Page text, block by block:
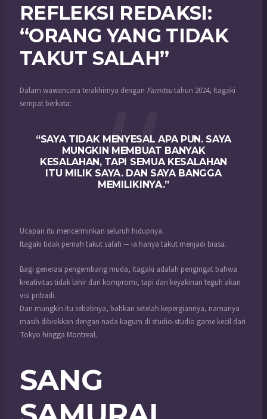
REFLEKSI REDAKSI:
“ORANG YANG TIDAK
TAKUT SALAH”
Dalam wawancara terakhirnya dengan Famitsutahun 2024, Itagaki
sempat berkata:
“SAYA TIDAK MENYESAL APA PUN. SAYA
MUNGKIN MEMBUAT BANYAK
KESALAHAN, TAPI SEMUA KESALAHAN
ITU MILIK SAYA. DAN SAYA BANGGA
MEMILIKINYA.”
Ucapan itu mencerminkan seluruh hidupnya.
Itagaki tidak pernah takut salah — ia hanya takut menjadi biasa.
Bagi generasi pengembang muda, Itagaki adalah pengingat bahwa
kreativitas tidak lahir dari kompromi, tapi dari keyakinan teguh akan
visi pribadi.
Dan mungkin itu sebabnya, bahkan setelah kepergiannya, namanya
masih dibisikkan dengan nada kagum di studio-studio game kecil dari
Tokyo hingga Montreal.
SANG